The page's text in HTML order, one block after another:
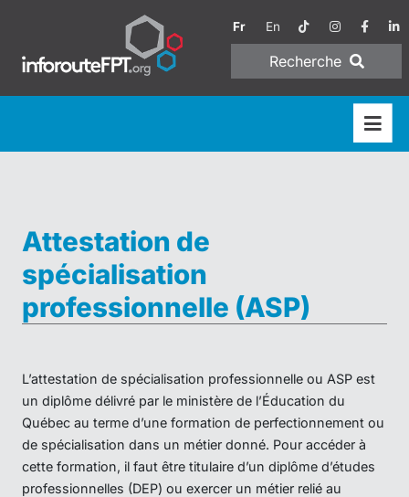
Fr En
Recherche
Attestation de
spécialisation
professionnelle (ASP)
L’attestation de spécialisation professionnelle ou ASP est
un diplôme délivré par le ministère de l’Éducation du
Québec au terme d’une formation de perfectionnement ou
de spécialisation dans un métier donné. Pour accéder à
cette formation, il faut être titulaire d’un diplôme d’études
professionnelles (DEP) ou exercer un métier relié au